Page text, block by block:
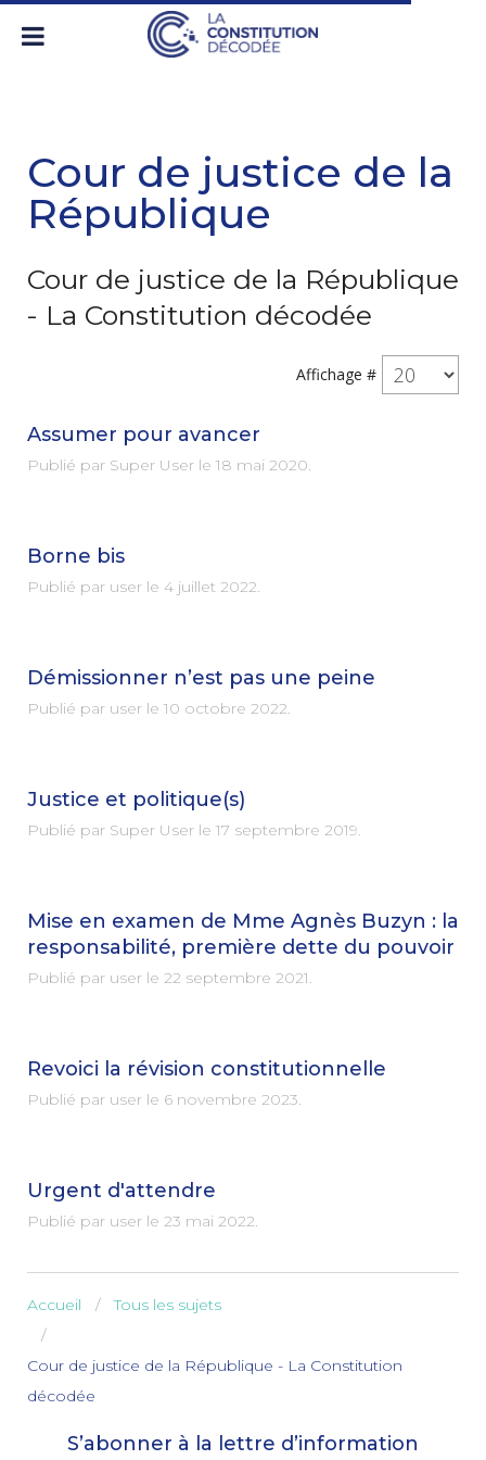
Cour de justice de la
République
Cour de justice de la République
- La Constitution décodée
Affichage #
Assumer pour avancer
Publié par Super User le 18 mai 2020.
Borne bis
Publié par user le 4 juillet 2022.
Démissionner n’est pas une peine
Publié par user le 10 octobre 2022.
Justice et politique(s)
Publié par Super User le 17 septembre 2019.
Mise en examen de Mme Agnès Buzyn : la
responsabilité, première dette du pouvoir
Publié par user le 22 septembre 2021.
Revoici la révision constitutionnelle
Publié par user le 6 novembre 2023.
Urgent d'attendre
Publié par user le 23 mai 2022.
Accueil Tous les sujets
Cour de justice de la République - La Constitution
décodée
S’abonner à la lettre d’information